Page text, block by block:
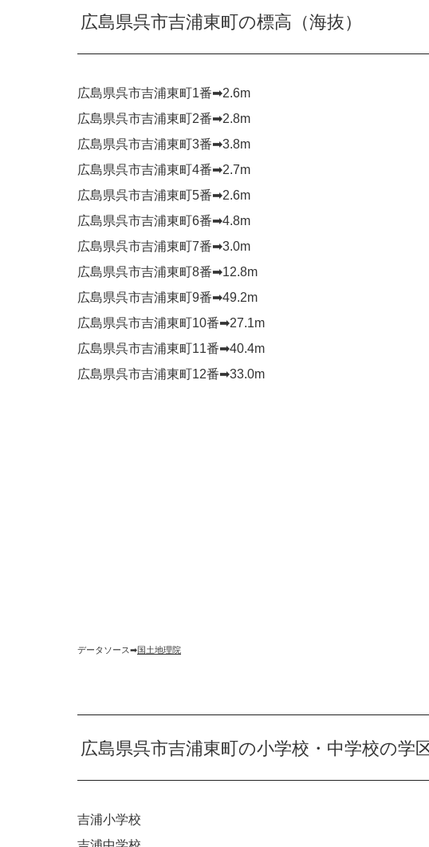
広島県呉市吉浦東町の標高（海抜）
広島県呉市吉浦東町1番➡︎2.6m
広島県呉市吉浦東町2番➡︎2.8m
広島県呉市吉浦東町3番➡︎3.8m
広島県呉市吉浦東町4番➡︎2.7m
広島県呉市吉浦東町5番➡︎2.6m
広島県呉市吉浦東町6番➡︎4.8m
広島県呉市吉浦東町7番➡︎3.0m
広島県呉市吉浦東町8番➡︎12.8m
広島県呉市吉浦東町9番➡︎49.2m
広島県呉市吉浦東町10番➡︎27.1m
広島県呉市吉浦東町11番➡︎40.4m
広島県呉市吉浦東町12番➡︎33.0m
データソース➡︎国土地理院
広島県呉市吉浦東町の小学校・中学校の学
吉浦小学校